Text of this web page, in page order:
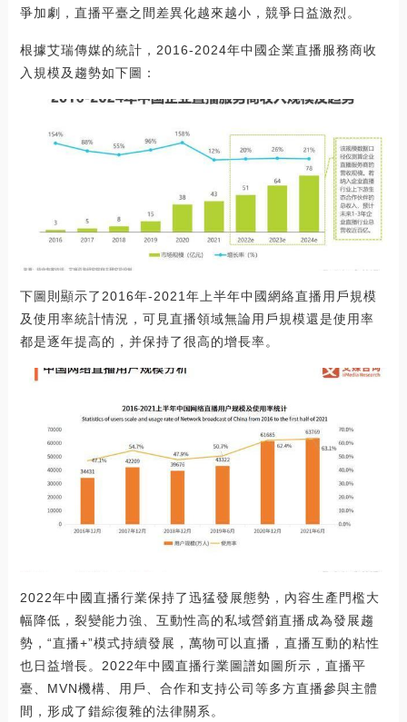
爭加劇，直播平臺之間差異化越來越小，競爭日益激烈。
根據艾瑞傳媒的統計，2016-2024年中國企業直播服務商收
入規模及趨勢如下圖：
下圖則顯示了2016年-2021年上半年中國網絡直播用戶規模
及使用率統計情況，可見直播領域無論用戶規模還是使用率
都是逐年提高的，并保持了很高的增長率。
2022年中國直播行業保持了迅猛發展態勢，內容生產門檻大
幅降低，裂變能力強、互動性高的私域營銷直播成為發展趨
勢，“直播+”模式持續發展，萬物可以直播，直播互動的粘性
也日益增長。2022年中國直播行業圖譜如圖所示，直播平
臺、MVN機構、用戶、合作和支持公司等多方直播參與主體
間，形成了錯綜復雜的法律關系。